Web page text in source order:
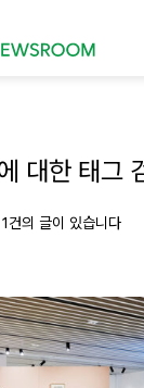
대한 태그
건의 글이 있습니다